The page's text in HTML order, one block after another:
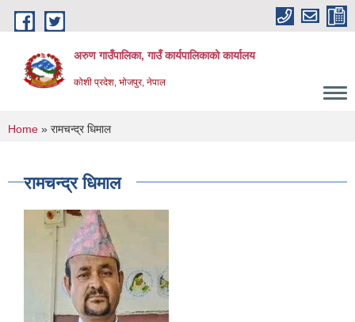
Skip to main content
अरुण गाउँपालिका, गाउँ कार्यपालिकाको कार्यालय
कोशी प्रदेश, भोजपुर, नेपाल
You are here
Home » रामचन्द्र धिमाल
रामचन्द्र धिमाल